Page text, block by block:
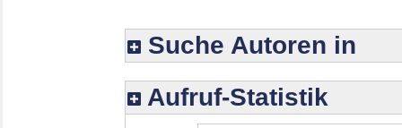
Suche Autoren in
Aufruf-Statistik